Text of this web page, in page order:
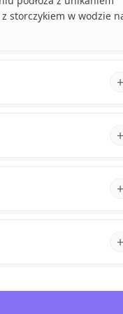
storczykiem w wodzie